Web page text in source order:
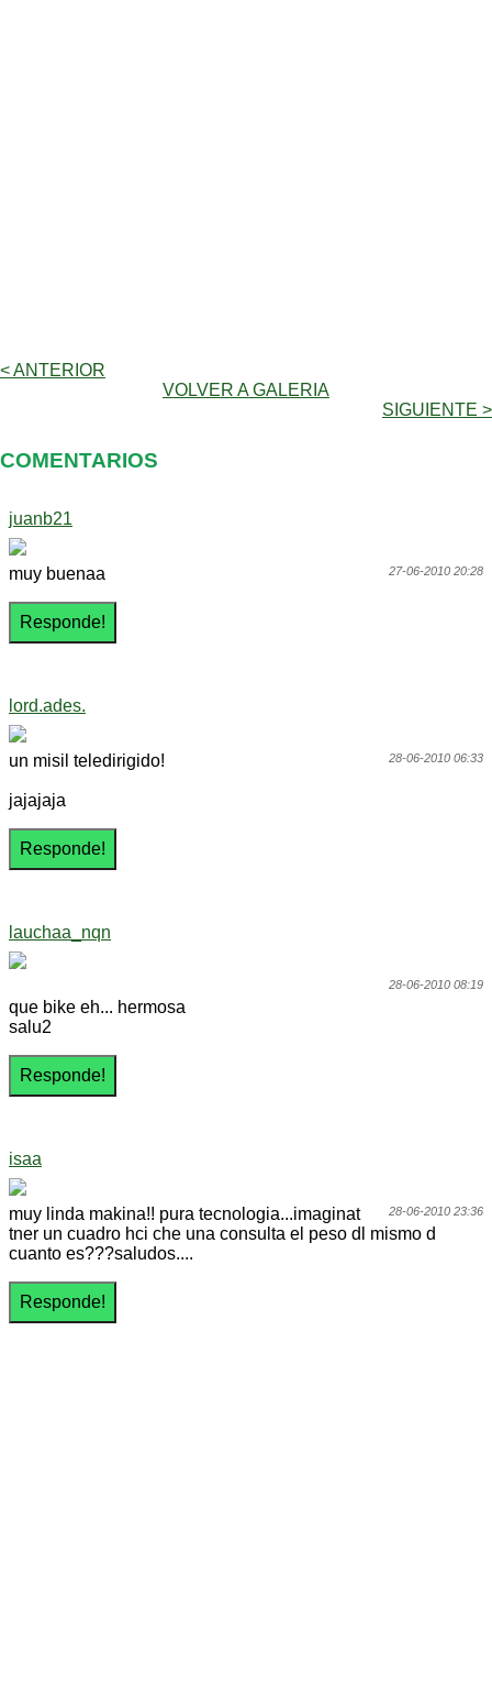
< ANTERIOR
VOLVER A GALERIA
SIGUIENTE >
COMENTARIOS
juanb21
27-06-2010 20:28
muy buenaa
lord.ades.
28-06-2010 06:33
un misil teledirigido!
jajajaja
lauchaa_nqn
28-06-2010 08:19
que bike eh... hermosa
salu2
isaa
28-06-2010 23:36
muy linda makina!! pura tecnologia...imaginat
tner un cuadro hci che una consulta el peso dl mismo d
cuanto es???saludos....